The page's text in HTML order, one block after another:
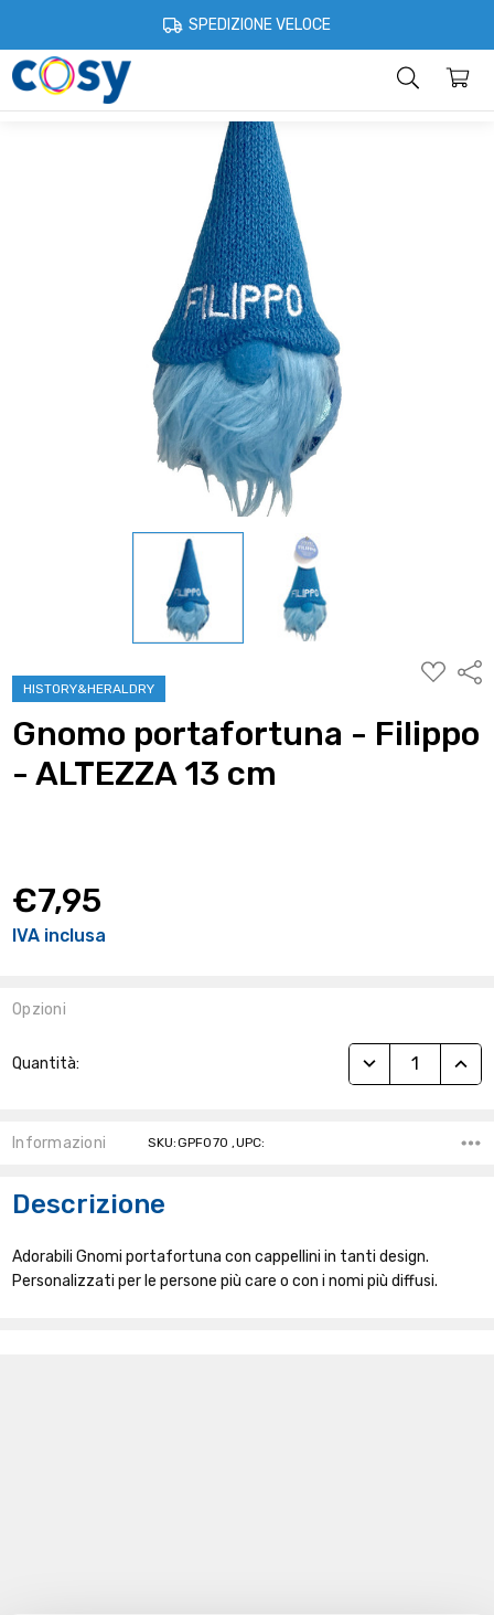
SPEDIZIONE VELOCE
Idee regalo Gnomi portafortuna
HISTORY&HERALDRY
ALLA
Gnomo portafortuna - Filippo
- ALTEZZA 13 cm
€7,95
IVA inclusa
Opzioni
Attuale:
Quantità: RIDUCI
Informazioni SKU:GPF070 ,UPC:
Descrizione
Adorabili Gnomi portafortuna con cappellini in tanti design.
Personalizzati per le persone più care o con i nomi più diffusi.
Account Contatti Informazioni